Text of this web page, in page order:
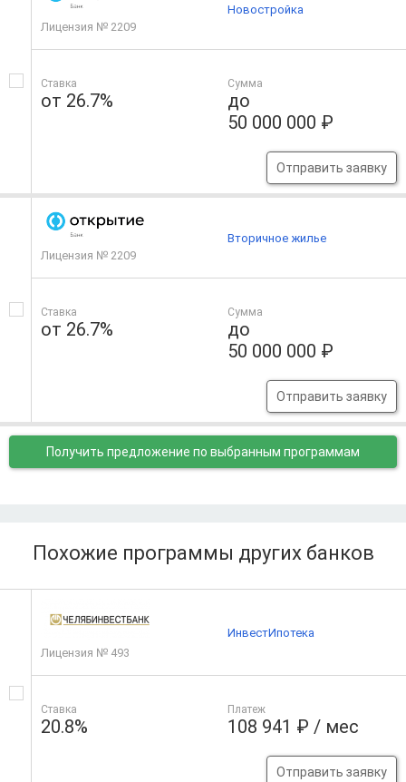
Лицензия № 2209
Ставка
от 26.7%
Сумма
до
50 000 000 ₽
Отправить заявку
Новостройка
Лицензия № 2209
Ставка
от 26.7%
Сумма
до
50 000 000 ₽
Отправить заявку
Вторичное жилье
Получить предложение по выбранным программам
Похожие программы других банков
Лицензия № 493
Ставка
20.8%
Платеж
108 941 ₽ / мес
Отправить заявку
ИнвестИпотека